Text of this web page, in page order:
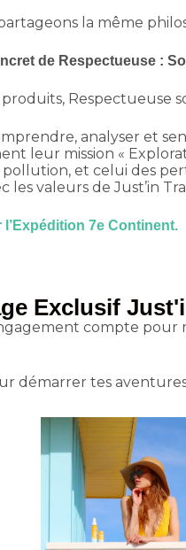
la même
de Respectueuse :
Respectueuse
analyser et
leur mission «
pollution, et celui des
les valeurs de Just’in
7e Continent.
Exclusif
compte pour
démarrer tes